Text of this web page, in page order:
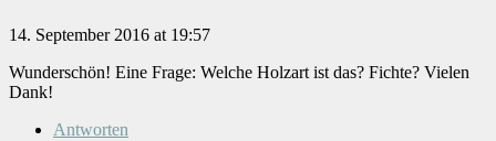
14. September 2016 at 19:57
Wunderschön! Eine Frage: Welche Holzart ist das? Fichte? Vielen
Dank!
Antworten